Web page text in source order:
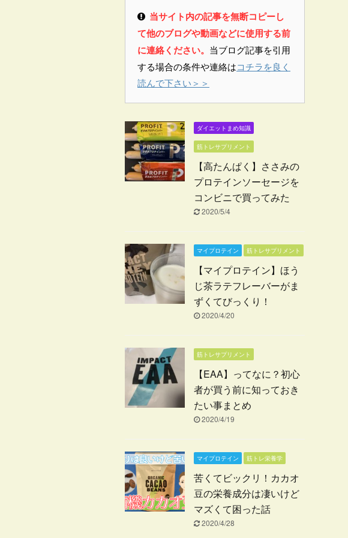
当サイト内の記事を無断コピーし
て他のブログや動画などに使用する前
に連絡ください。 当ブログ記事を引用
する場合の条件や連絡はコチラを良く
読んで下さい＞＞
ダイエットまめ知識
筋トレサプリメント
【高たんぱく】ささみの
プロテインソーセージを
コンビニで買ってみた
2020/5/4
マイプロテイン 筋トレサプリメント
【マイプロテイン】ほう
じ茶ラテフレーバーがま
ずくてびっくり！
2020/4/20
筋トレサプリメント
【EAA】ってなに？初心
者が買う前に知っておき
たい事まとめ
2020/4/19
マイプロテイン 筋トレ栄養学
苦くてビックリ！カカオ
豆の栄養成分は凄いけど
マズくて困った話
2020/4/28